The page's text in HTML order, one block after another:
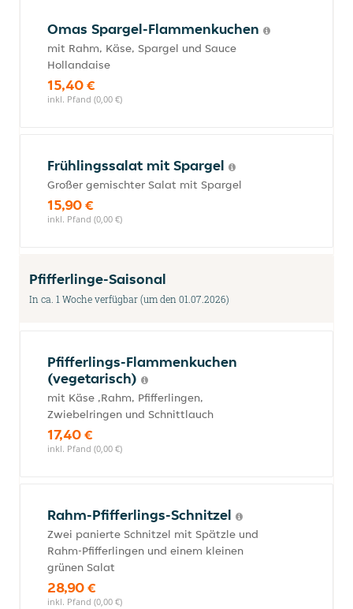
Omas Spargel-Flammenkuchen
mit Rahm, Käse, Spargel und Sauce
Hollandaise
15,40 €
inkl. Pfand (0,00 €)
Frühlingssalat mit Spargel
Großer gemischter Salat mit Spargel
15,90 €
inkl. Pfand (0,00 €)
Pfifferlinge-Saisonal
In ca. 1 Woche verfügbar (um den 01.07.2026)
Pfifferlings-Flammenkuchen
(vegetarisch)
mit Käse ,Rahm, Pfifferlingen,
Zwiebelringen und Schnittlauch
17,40 €
inkl. Pfand (0,00 €)
Rahm-Pfifferlings-Schnitzel
Zwei panierte Schnitzel mit Spätzle und
Rahm-Pfifferlingen und einem kleinen
grünen Salat
28,90 €
inkl. Pfand (0,00 €)